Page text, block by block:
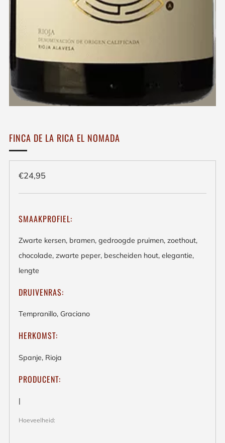
FINCA DE LA RICA EL NOMADA
Regulieren
€24,95
SMAAKPROFIEL:
Zwarte kersen, bramen, gedroogde pruimen, zoethout,
chocolade, zwarte peper, bescheiden hout, elegantie,
lengte
DRUIVENRAS:
Tempranillo, Graciano
HERKOMST:
Spanje, Rioja
PRODUCENT:
|
Hoeveelheid: